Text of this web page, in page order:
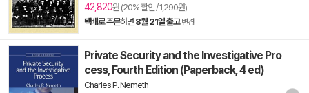
42,820원 (20% 할인 / 1,290원)
택배로 주문하면 8월 21일 출고 변경
Private Security and the Investigative Pro
cess, Fourth Edition (Paperback, 4 ed)
Charles P. Nemeth